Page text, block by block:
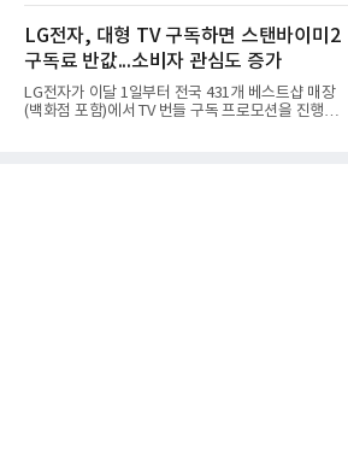
은 4884억
는 2035년까지 총 15GW(기가와트) 규모의 AI DC를
구축하겠다는 대형 청사진을 제시하면서다. 이에 따
라 경쟁 구도 역시 이동통신사인 KT, LG유플러스를
넘어 네이버, 삼성SDS 등 IT 인프라 기업으로 확장되
고 있다.7일 SK텔레콤에 따르면 회사는 올해 2분기
연결 기준 매출 4조 3591억원, 영업이익 5660억원을
기록했다. 매출은 전년 동기 대비 0.5%, 영업이익은
LG전자, 대형 TV 구독하면 스탠바이미2
구독료 반값...소비자 관심도 증가
LG전자가 이달 1일부터 전국 431개 베스트샵 매장
(백화점 포함)에서 TV 번들 구독 프로모션을 진행하고